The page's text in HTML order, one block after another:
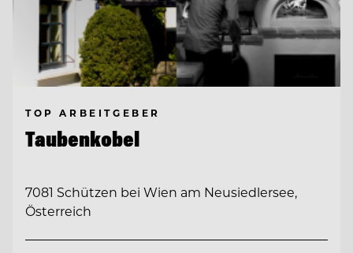
TOP ARBEITGEBER
Taubenkobel
7081 Schützen bei Wien am Neusiedlersee,
Österreich